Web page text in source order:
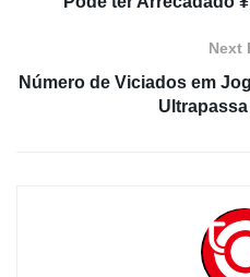
Next
Número de Viciados em